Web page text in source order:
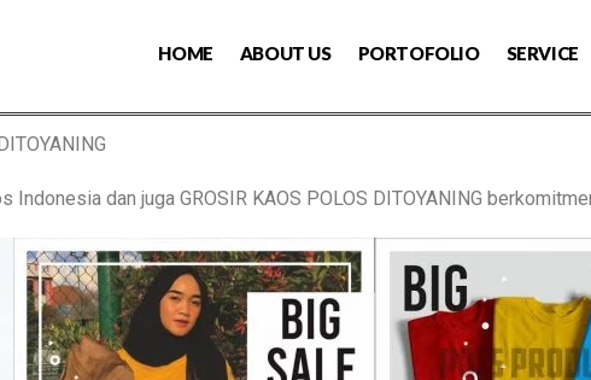
HOME ABOUT US PORTOFOLIO SERVICE
dan juga GROSIR KAOS POLOS DITOYANING